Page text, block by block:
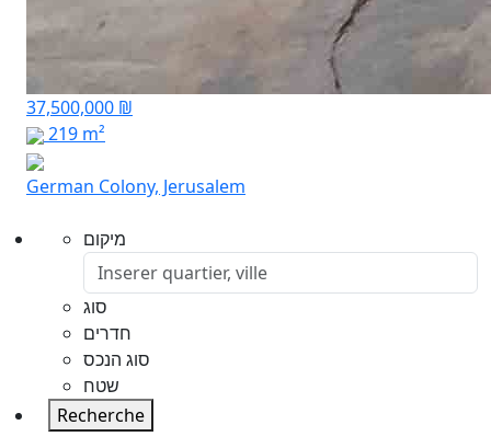
37,500,000 ₪
219 m²
German Colony, Jerusalem
מיקום
סוג
חדרים
סוג הנכס
שטח
Recherche